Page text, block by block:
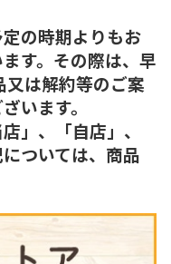
の時期よりもお
す。その際は、早
は解約等のご案
います。
」、「自店」、
ついては、商品